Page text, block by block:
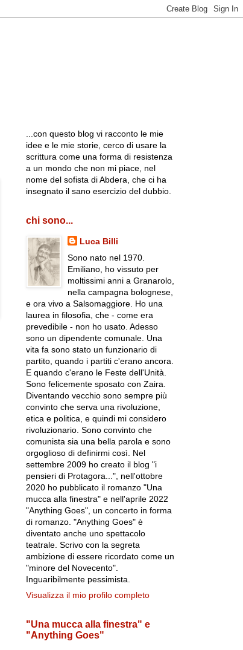
...con questo blog vi racconto le mie
idee e le mie storie, cerco di usare la
scrittura come una forma di resistenza
a un mondo che non mi piace, nel
nome del sofista di Abdera, che ci ha
insegnato il sano esercizio del dubbio.
chi sono...
Luca Billi
Sono nato nel 1970.
Emiliano, ho vissuto per
moltissimi anni a Granarolo,
nella campagna bolognese,
e ora vivo a Salsomaggiore. Ho una
laurea in filosofia, che - come era
prevedibile - non ho usato. Adesso
sono un dipendente comunale. Una
vita fa sono stato un funzionario di
partito, quando i partiti c'erano ancora.
E quando c'erano le Feste dell'Unità.
Sono felicemente sposato con Zaira.
Diventando vecchio sono sempre più
convinto che serva una rivoluzione,
etica e politica, e quindi mi considero
rivoluzionario. Sono convinto che
comunista sia una bella parola e sono
orgoglioso di definirmi così. Nel
settembre 2009 ho creato il blog "i
pensieri di Protagora...", nell'ottobre
2020 ho pubblicato il romanzo "Una
mucca alla finestra" e nell'aprile 2022
"Anything Goes", un concerto in forma
di romanzo. "Anything Goes" è
diventato anche uno spettacolo
teatrale. Scrivo con la segreta
ambizione di essere ricordato come un
"minore del Novecento".
Inguaribilmente pessimista.
Visualizza il mio profilo completo
"Una mucca alla finestra" e
"Anything Goes"